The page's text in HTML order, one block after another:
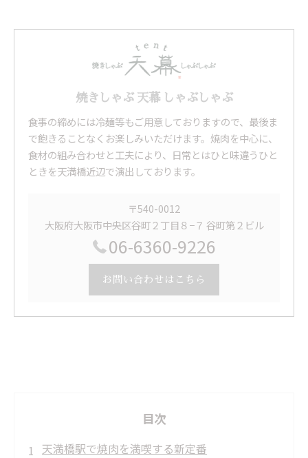
焼きしゃぶ 天幕 しゃぶしゃぶ
食事の締めには冷麺等もご用意しておりますので、最後ま
で飽きることなくお楽しみいただけます。焼肉を中心に、
食材の組み合わせと工夫により、日常とはひと味違うひと
ときを天満橋近辺で演出しております。
〒540-0012
大阪府大阪市中央区谷町２丁目８−７ 谷町第２ビル
06-6360-9226
お問い合わせはこちら
目次
天満橋駅で焼肉を満喫する新定番